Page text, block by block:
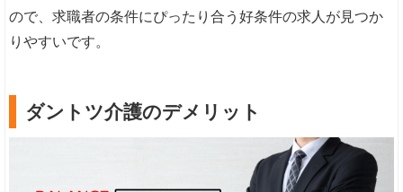
ので、求職者の条件にぴったり合う好条件の求人が見つか
りやすいです。
ダントツ介護のデメリット